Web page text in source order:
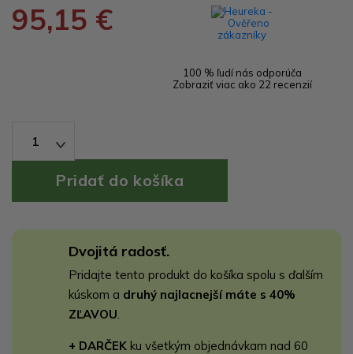
95,15 €
100 % ľudí nás odporúča
Zobraziť viac ako 22 recenzií
1
Dvojitá radosť.
Pridajte tento produkt do košíka spolu s ďalším
kúskom a druhý najlacnejší máte s 40%
ZĽAVOU
+ DARČEK ku všetkým objednávkam nad 60